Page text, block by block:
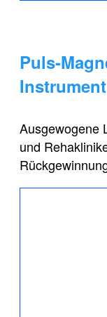
Puls-
Instrument
Ausgewogene
und